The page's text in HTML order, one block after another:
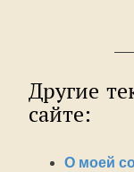
Другие
сайте:
О моей